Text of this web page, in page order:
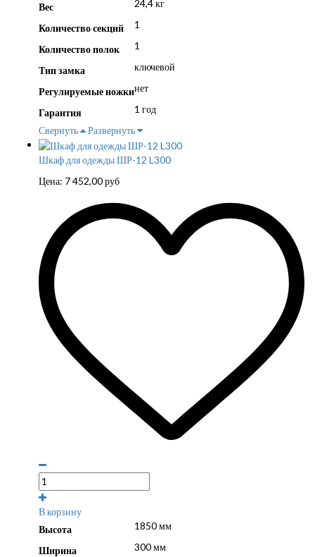
Вес 24,4 кг
Количество секций 1
Количество полок 1
Тип замка ключевой
Регулируемые ножкинет
Гарантия
1 год
Свернуть
Развернуть
Шкаф для одежды ШР-12 L300
Цена: 7 452,00руб
В корзину
Высота
1850 мм
Ширина 300 мм